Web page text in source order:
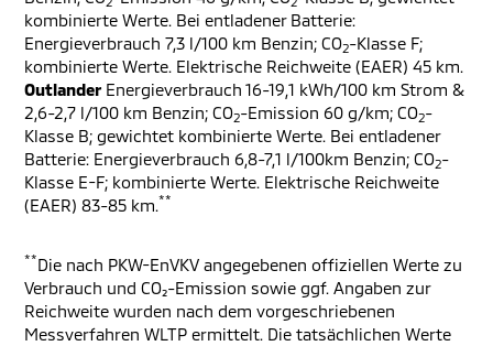
kombinierte Werte. Bei entladener Batterie:
Energieverbrauch 7,3 l/100 km Benzin; CO2-Klasse F;
kombinierte Werte. Elektrische Reichweite (EAER) 45 km.
Outlander Energieverbrauch 16-19,1 kWh/100 km Strom &
2,6-2,7 l/100 km Benzin; CO2-Emission 60 g/km; CO2-
Klasse B; gewichtet kombinierte Werte. Bei entladener
Batterie: Energieverbrauch 6,8-7,1 l/100km Benzin; CO2-
Klasse E-F; kombinierte Werte. Elektrische Reichweite
(EAER) 83-85 km.**
**Die nach PKW-EnVKV angegebenen offiziellen Werte zu
Verbrauch und CO₂-Emission sowie ggf. Angaben zur
Reichweite wurden nach dem vorgeschriebenen
Messverfahren WLTP ermittelt. Die tatsächlichen Werte